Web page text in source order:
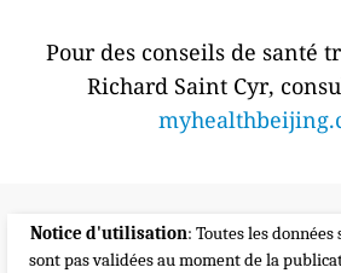
Pour des conseils de santé
Richard Saint Cyr,
Notice d'utilisation: Toutes les
sont pas validées au moment de la